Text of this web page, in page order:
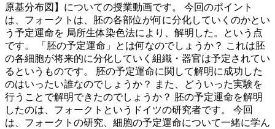
原基分布図】についての授業動画です。 今回のポイント
は、フォークトは、胚の各部位が何に分化していくのかとい
う予定運命を 局所生体染色法により、解明した。という点
です。 「胚の予定運命」とは何なのでしょうか？ これは胚
の各細胞が将来的に分化していく組織・器官は予定されてい
るというものです。 胚の予定運命に関して解明に成功した
のはいったい誰なのでしょうか？ また、どういった実験を
行うことで解明できたのでしょうか？ 胚の予定運命を解明
したのは、フォークトというドイツの研究者です。 今回
は、フォークトの研究、細胞の予定運命について一緒に学ん